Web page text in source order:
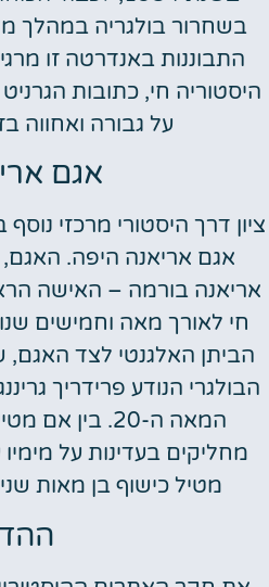
בשחרור בולגריה במהלך
התבוננות באנדרטה זו
היסטוריה חי, כתובות
על גבורה ואחווה
אגם
ציון דרך היסטורי מרכזי
אגם אריאנה היפה.
אריאנה בורמה – האישה
חי לאורך מאה וחמישים
הביתן האלגנטי לצד האגם,
הבולגרי הנודע פרידריך
המאה ה-20. בין
מחליקים בעדינות על
מטיל כישוף בן מאות